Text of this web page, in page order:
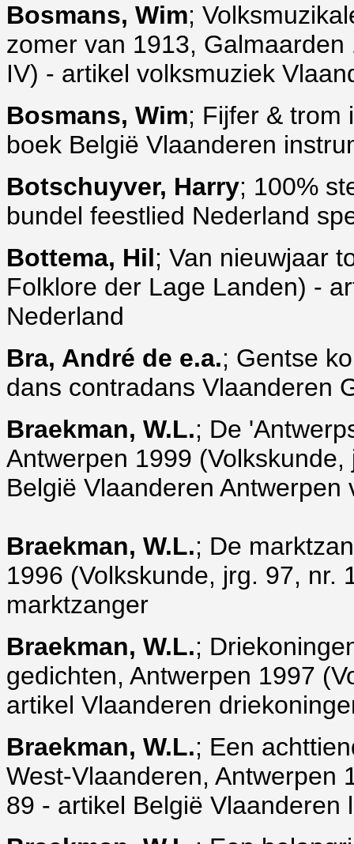
Bosmans, Wim;
zomer van 1913,
IV) - artikel volksmuziek
Bosmans, Wim; Fijfer & trom
boek België Vlaanderen
Botschuyver, Harry; 100%
bundel feestlied Nederland
Bottema, Hil; Van nieuwjaar
Folklore der Lage Landen) -
Nederland
Bra, André de e.a.; Gentse
dans contradans Vlaanderen
Braekman, W.L.; De
Antwerpen 1999
België Vlaanderen
Braekman, W.L.; De
1996 (Volkskunde, jrg. 97, nr.
marktzanger
Braekman, W.L.;
gedichten, Antwerpen 1997
artikel Vlaanderen
Braekman, W.L.; Een
West-Vlaanderen, Antwerpen
89 - artikel België Vlaanderen